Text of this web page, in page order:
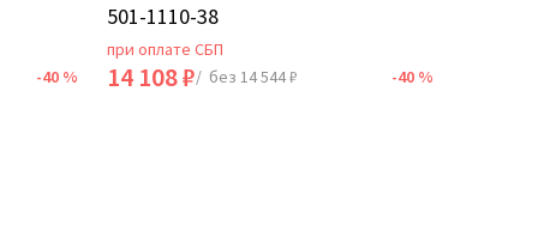
-40 %
501-1110-38
при оплате СБП
14 108 ₽/ без 14 544 ₽ -40 %